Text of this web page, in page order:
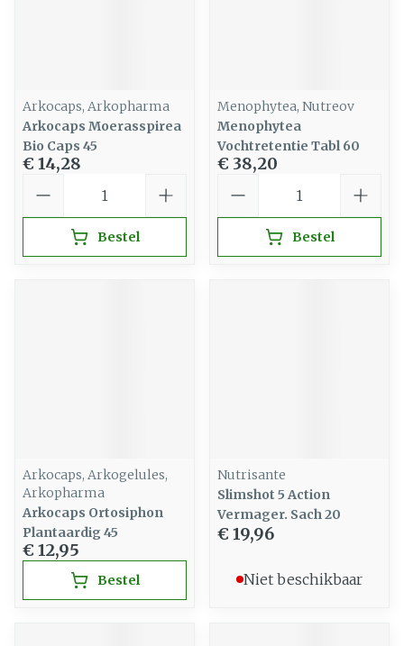
Arkocaps, Arkopharma
Arkocaps Moerasspirea
Bio Caps 45
€ 14,28
Bestel
Menophytea, Nutreov
Menophytea
Vochtretentie Tabl 60
€ 38,20
Bestel
Arkocaps, Arkogelules,
Arkopharma
Arkocaps Ortosiphon
Plantaardig 45
€ 12,95
Bestel
Nutrisante
Slimshot 5 Action
Vermager. Sach 20
€ 19,96
Niet beschikbaar